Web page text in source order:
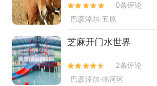


0条评论
巴彦淖尔·五原
芝麻开门水世界


2条评论
巴彦淖尔·临河区